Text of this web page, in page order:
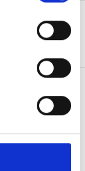
en e-
terug.
Google reviews
4.9